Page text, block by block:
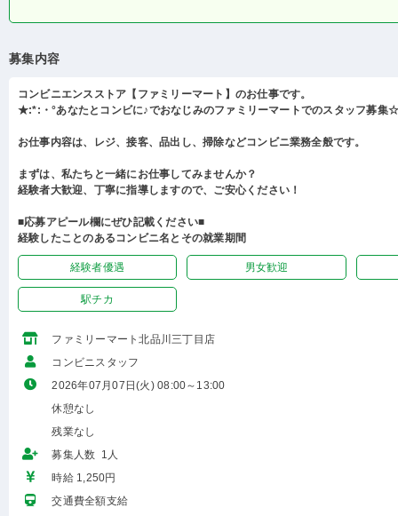
募集内容
コンビニエンスストア【ファミリーマート】のお仕事です。
★:*:・°あなたとコンビに♪でおなじみのファミリーマートでのスタッフ募集
お仕事内容は、レジ、接客、品出し、掃除などコンビニ業務全般です。
まずは、私たちと一緒にお仕事してみませんか？
経験者大歓迎、丁寧に指導しますので、ご安心ください！
■応募アピール欄にぜひ記載ください■
経験したことのあるコンビニ名とその就業期間
経験者優遇 男女歓迎
駅チカ
ファミリーマート北品川三丁目店
コンビニスタッフ
2026年07月07日(火) 08:00～13:00
休憩なし
残業なし
募集人数 1人
時給 1,250円
交通費全額支給